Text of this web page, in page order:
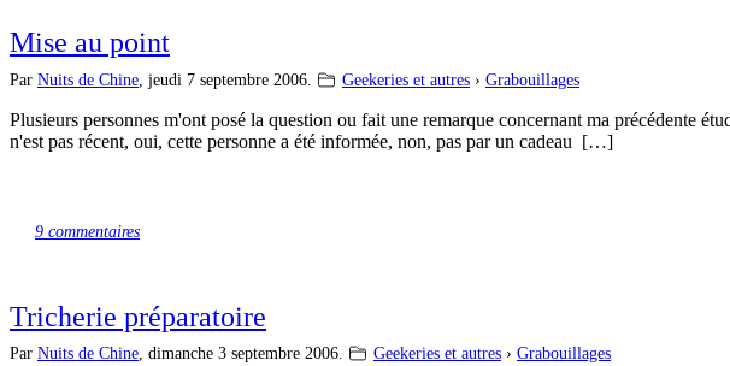
Mise au point
Par Nuits de Chine jeudi 7 septembre 2006. Geekeries et autres › Grabouillages
Plusieurs personnes m'ont posé la question ou fait une remarque concernant ma précédente
n'est pas récent, oui, cette personne a été informée, non, pas par un cadeau […]
9 commentaires
Tricherie préparatoire
Par Nuits de Chine, dimanche 3 septembre 2006. Geekeries et autres › Grabouillages